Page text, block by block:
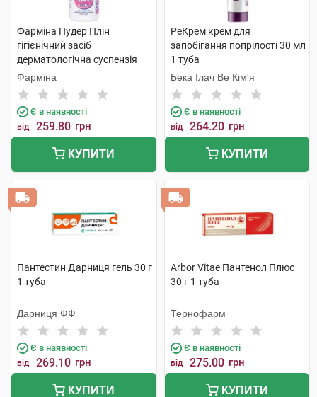
Фарміна Пудер Плін
гігієнічний засіб
дерматологічна суспензія
рідка пудра 100 г 1 флакон
Фарміна
Є в наявності
від 259.80 грн
КУПИТИ
РеКрем крем для
запобігання попрілості 30 мл
1 туба
Бека Ілач Ве Кім'я
Є в наявності
від 264.20 грн
КУПИТИ
Пантестин Дарниця гель 30 г
1 туба
Дарниця ФФ
Є в наявності
від 269.10 грн
КУПИТИ
Arbor Vitae Пантенол Плюс
30 г 1 туба
Тернофарм
Є в наявності
від 275.00 грн
КУПИТИ